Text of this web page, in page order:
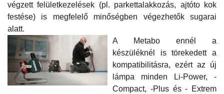
végzett felületkezelések (pl. parkettalakkozás, ajtóto kok
festése) is megfelelő minőségben végezhetők sugarai
alatt.
A Metabo ennél a
készüléknél is törekedett a
kompatibilitásra, ezért az új
lámpa minden Li-Power, -
Compact, -Plus és - Extrem